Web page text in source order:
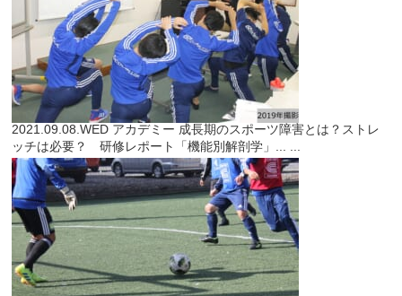
2021.09.08.WED アカデミー 成長期のスポーツ障害とは？ストレ
ッチは必要？ 研修レポート「機能別解剖学」... ...